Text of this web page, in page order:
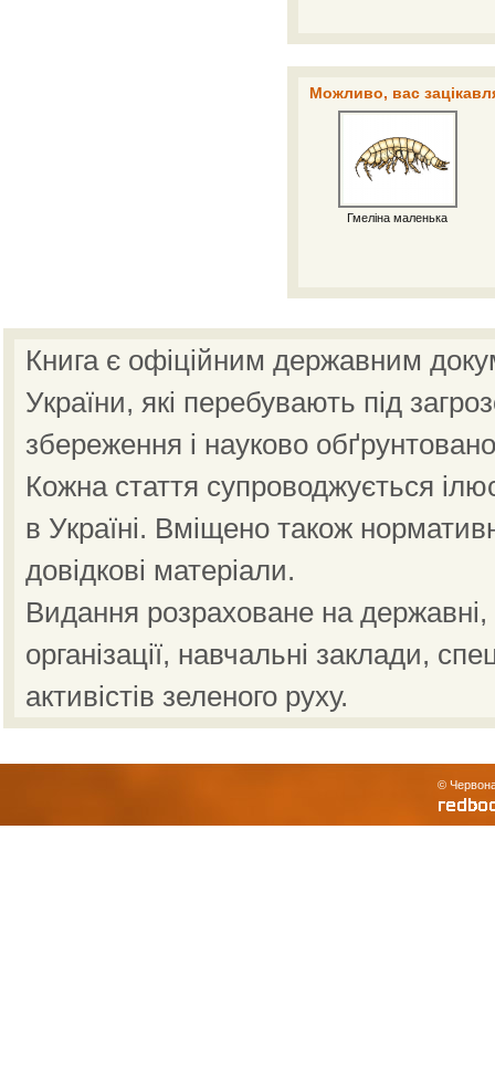
Можливо, вас
Гмеліна маленька
Книга є офіційним державним
України, які перебувають під
збереження і науково
Кожна стаття супроводжується
в Україні. Вміщено також
довідкові матеріали.
Видання розраховане на державні,
організації, навчальні заклади,
активістів зеленого руху.
©